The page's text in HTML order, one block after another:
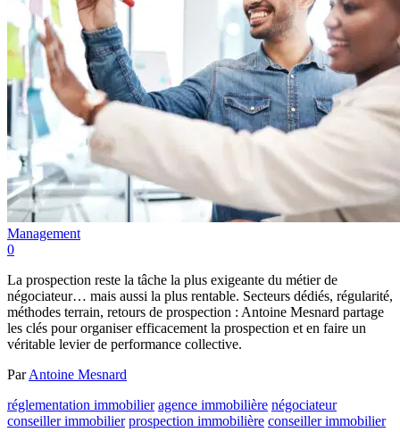
Management
0
La prospection reste la tâche la plus exigeante du métier de
négociateur… mais aussi la plus rentable. Secteurs dédiés, régularité,
méthodes terrain, retours de prospection : Antoine Mesnard partage
les clés pour organiser efficacement la prospection et en faire un
véritable levier de performance collective.
ParAntoine Mesnard
réglementation immobilier agence immobilière négociateur
conseiller immobilier prospection immobilière conseiller immobilier